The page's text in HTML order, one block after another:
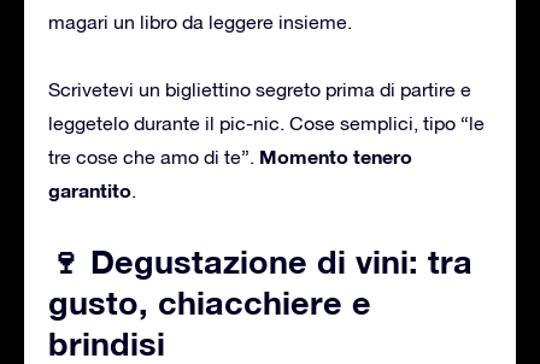
magari un libro da leggere insieme.
Scrivetevi un bigliettino segreto prima di partire e
leggetelo durante il pic-nic. Cose semplici, tipo “le
tre cose che amo di te”. Momento tenero
garantito.
🍷 Degustazione di vini: tra
gusto, chiacchiere e
brindisi